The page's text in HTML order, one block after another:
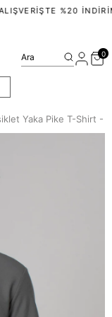
%20 İNDIRIM
Ara 0
Yaka Pike T-Shirt -